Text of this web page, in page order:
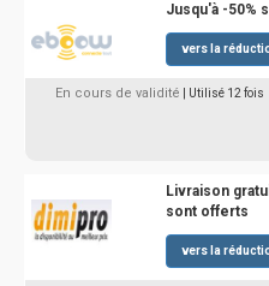
Jusqu'à -50%
vers la
En cours de validité | Utilisé 12 fois
Livraison
sont offerts
vers la